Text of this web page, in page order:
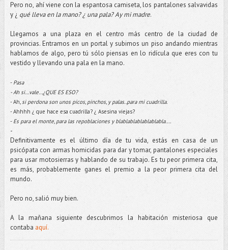
Pero no, ahí viene con la espantosa camiseta, los pantalones salvavidas
y ¿ qué lleva en la mano? ¿ una pala?Ay mi madre.
Llegamos a una plaza en el centro más centro de la ciudad de
provincias. Entramos en un portal y subimos un piso andando mientras
hablamos de algo, pero tú sólo piensas en lo ridícula que eres con tu
vestido y llevando una pala en la mano.
- Pasa
- Ah si…vale…¿QUE ES ESO?
- Ah, si perdona son unos picos, pinchos, y palas..para mi cuadrilla.
- Ahhhh ¿ que hace esa cuadrilla? ¿ Asesina viejas?
- Es para el monte, para las repoblaciones y blablablablablablabla....
-
Definitivamente es el último día de tu vida, estás en casa de un
psicópata con armas homicidas para dar y tomar, pantalones especiales
para usar motosierras y hablando de su trabajo. Es tu peor primera cita,
es más, probablemente ganes el premio a la peor primera cita del
mundo.
Pero no, salió muy bien.
A la mañana siguiente descubrimos la habitación misteriosa que
contaba aquí.